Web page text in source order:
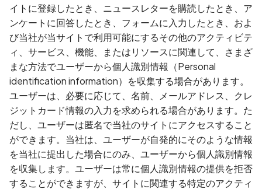
インベントリとアタック
フェス
修復カレンダー
ル
Webスキャンプロファイ
ネットワークスキャンプ
ァイル
自動検出スキャンプロフ
ル
アプリの審査 (App
TestFlightを使用してiOS
バイルアプリケーション
キャン
Mobile Deep Agentic
モバイルシールディング
ャン
モバイルスキャンでドメ
をホワイトリストに登録
Webアプリケーションを
レポート スキャンレポートの共有
解析
モニタリング
トリストに登録
オンプレミススキャナー
BYOK
推奨されるBYOKモデル
サイバーモデル
モニタリング
検索とナビゲーション
インベントリ
アセットの一括インポー
アセットの編集
アセットの削除
アセットによるフィルタ
グ
アセットの除外
高度な検索構文
グラフ
ロケーション
所有者
ユーザー権限の変更
メール通知の無効化
アクセス
Androidアプリのセキュリ
ィチェックリスト
Flutterアプリのセキュリ
ィチェックリスト
検出
プラットフォームサポー
Ostorlabのセキュリティ
脆弱性の開示
スキャンおよび統合のた
ネットワークIP
Knowledge Base
Abuse of mobile network
connection
Account Takeover
Vulnerability
Address Space Layout
Randomization (ASLR)
enforced
Alias Overloading in
GraphQL API
Knowledge Base
Abuse of mobile network
connection
Account Takeover
Vulnerability
Address Space Layout
Randomization (ASLR)
enforced
Alias Overloading in
GraphQL API
Knowledge Base
Abuse of mobile network
connection
Account Takeover
Vulnerability
Address Space Layout
Randomization (ASLR)
enforced
Alias Overloading in
GraphQL API
Knowledge Base
Abuse of mobile network
connection
Account Takeover
Vulnerability
Address Space Layout
Randomization (ASLR)
enforced
Alias Overloading in
GraphQL API
イトに登録したとき、ニュースレターを購読したとき、ア
ンケートに回答したとき、フォームに入力したとき、およ
び当社が当サイトで利用可能にするその他のアクティビテ
ィ、サービス、機能、またはリソースに関連して、さまざ
まな方法でユーザーから個人識別情報（Personal
identification information）を収集する場合があります。
ユーザーは、必要に応じて、名前、メールアドレス、クレ
ジットカード情報の入力を求められる場合があります。た
だし、ユーザーは匿名で当社のサイトにアクセスすること
ができます。当社は、ユーザーが自発的にそのような情報
を当社に提出した場合にのみ、ユーザーから個人識別情報
を収集します。ユーザーは常に個人識別情報の提供を拒否
することができますが、サイトに関連する特定のアクティ